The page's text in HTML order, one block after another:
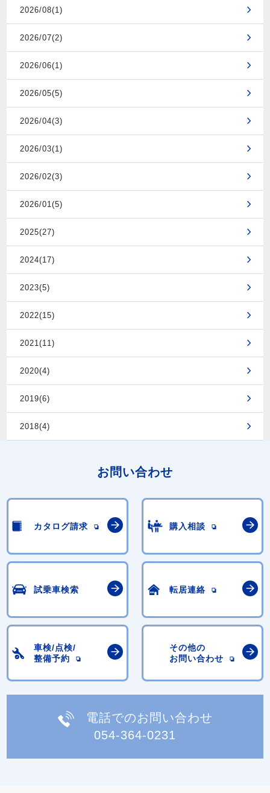
2026/08(1)
2026/07(2)
2026/06(1)
2026/05(5)
2026/04(3)
2026/03(1)
2026/02(3)
2026/01(5)
2025(27)
2024(17)
2023(5)
2022(15)
2021(11)
2020(4)
2019(6)
2018(4)
お問い合わせ
カタログ請求 購入相談
試乗車検索 転居連絡
車検/点検/
整備予約
その他の
お問い合わせ
電話でのお問い合わせ
054-364-0231